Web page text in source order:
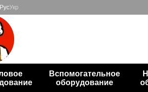
РусУкр
Вспомогательное
оборудование